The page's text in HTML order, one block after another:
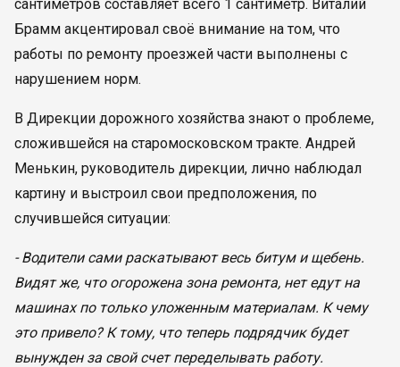
сантиметров составляет всего 1 сантиметр. Виталий
Брамм акцентировал своё внимание на том, что
работы по ремонту проезжей части выполнены с
нарушением норм.
В Дирекции дорожного хозяйства знают о проблеме,
сложившейся на старомосковском тракте. Андрей
Менькин, руководитель дирекции, лично наблюдал
картину и выстроил свои предположения, по
случившейся ситуации:
- Водители сами раскатывают весь битум и щебень.
Видят же, что огорожена зона ремонта, нет едут на
машинах по только уложенным материалам. К чему
это привело? К тому, что теперь подрядчик будет
вынужден за свой счет переделывать работу.